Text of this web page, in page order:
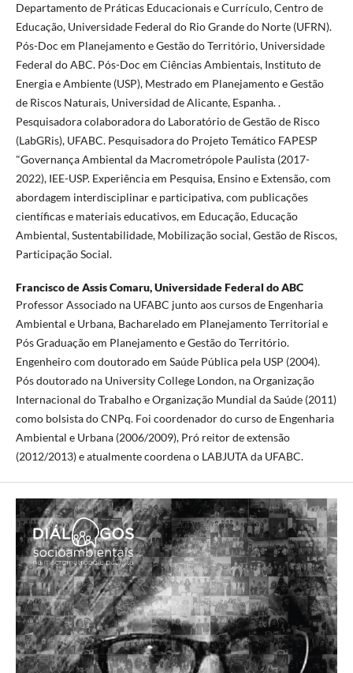
Departamento de Práticas Educacionais e Currículo, Centro de
Educação, Universidade Federal do Rio Grande do Norte (UFRN).
Pós-Doc em Planejamento e Gestão do Território, Universidade
Federal do ABC. Pós-Doc em Ciências Ambientais, Instituto de
Energia e Ambiente (USP), Mestrado em Planejamento e Gestão
de Riscos Naturais, Universidad de Alicante, Espanha. .
Pesquisadora colaboradora do Laboratório de Gestão de Risco
(LabGRis), UFABC. Pesquisadora do Projeto Temático FAPESP
"Governança Ambiental da Macrometrópole Paulista (2017-
2022), IEE-USP. Experiência em Pesquisa, Ensino e Extensão, com
abordagem interdisciplinar e participativa, com publicações
científicas e materiais educativos, em Educação, Educação
Ambiental, Sustentabilidade, Mobilização social, Gestão de Riscos,
Participação Social.
Francisco de Assis Comaru,Universidade Federal do ABC
Professor Associado na UFABC junto aos cursos de Engenharia
Ambiental e Urbana, Bacharelado em Planejamento Territorial e
Pós Graduação em Planejamento e Gestão do Território.
Engenheiro com doutorado em Saúde Pública pela USP (2004).
Pós doutorado na University College London, na Organização
Internacional do Trabalho e Organização Mundial da Saúde (2011)
como bolsista do CNPq. Foi coordenador do curso de Engenharia
Ambiental e Urbana (2006/2009), Pró reitor de extensão
(2012/2013) e atualmente coordena o LABJUTA da UFABC.